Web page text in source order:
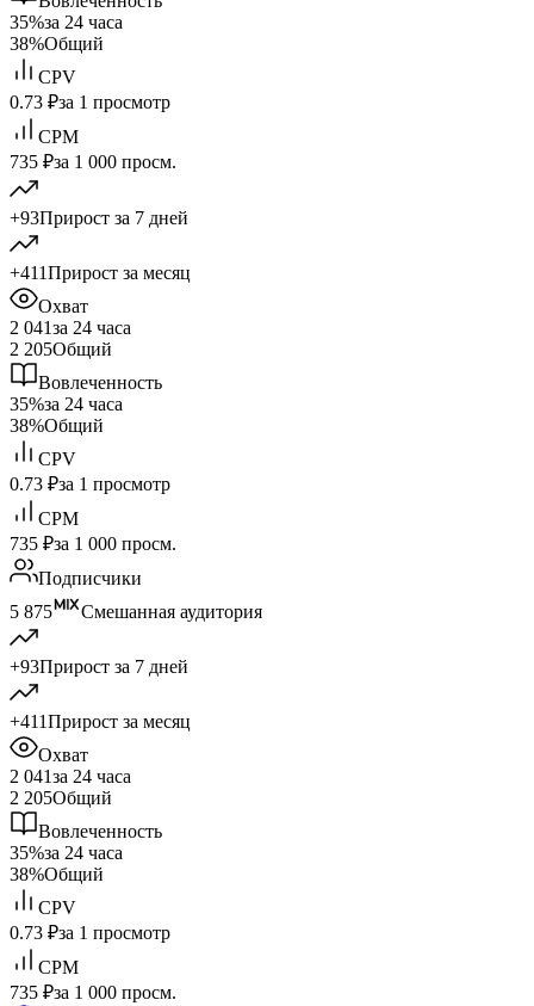
35%за 24 часа
38%Общий
CPV
0.73 ₽за 1 просмотр
CPM
735 ₽за 1 000 просм.
+93Прирост за 7 дней
+411Прирост за месяц
Охват
2 041за 24 часа
2 205Общий
Вовлеченность
35%за 24 часа
38%Общий
CPV
0.73 ₽за 1 просмотр
CPM
735 ₽за 1 000 просм.
Подписчики
5 875
Смешанная аудитория
+93Прирост за 7 дней
+411Прирост за месяц
Охват
2 041за 24 часа
2 205Общий
Вовлеченность
35%за 24 часа
38%Общий
CPV
0.73 ₽за 1 просмотр
CPM
735 ₽за 1 000 просм.